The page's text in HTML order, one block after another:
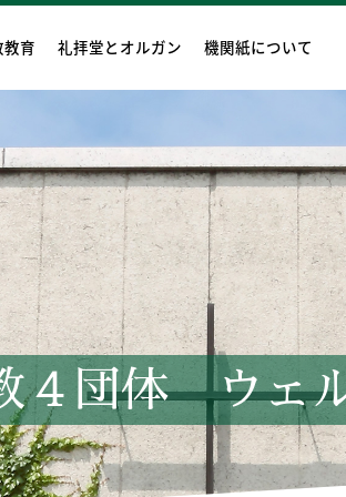
育 礼拝堂とオルガン 機関紙について
４団体 ウェ